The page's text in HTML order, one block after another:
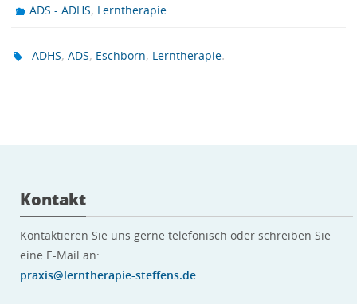
ADS - ADHS, Lerntherapie
ADHS,ADS, Eschborn, Lerntherapie.
Kontakt
Kontaktieren Sie uns gerne telefonisch oder schreiben Sie
eine E-Mail an:
praxis@lerntherapie-steffens.de